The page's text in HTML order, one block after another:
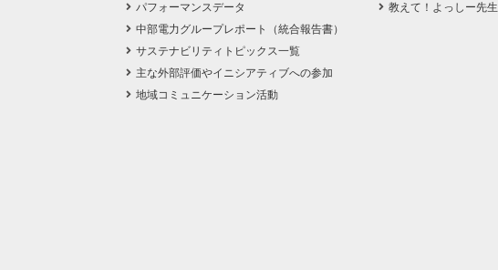
パフォーマンスデータ
中部電力グループレポート（統合報告書）
サステナビリティトピックス一覧
主な外部評価やイニシアティブへの参加
地域コミュニケーション活動
教えて！よっしー先生